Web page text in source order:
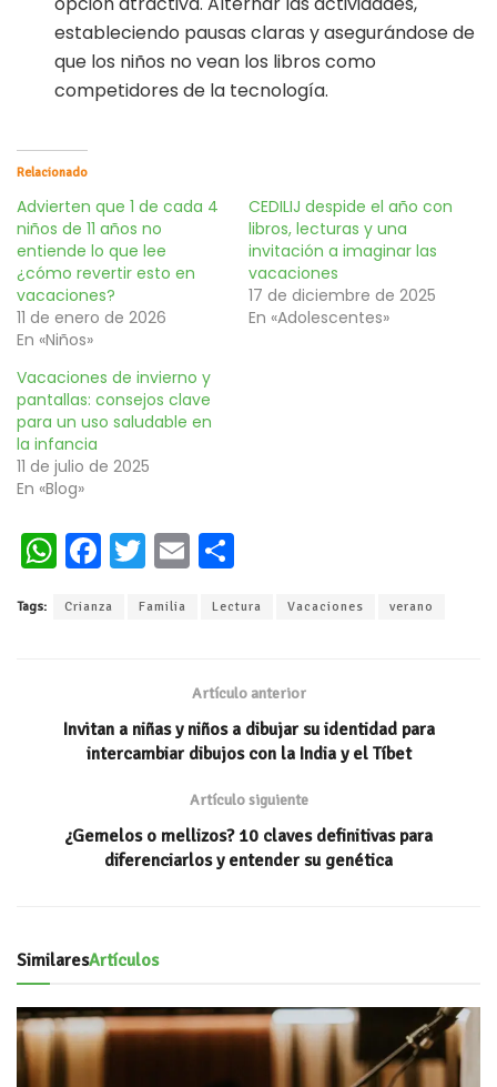
estableciendo pausas claras y asegurándose de
que los niños no vean los libros como
competidores de la tecnología.
Relacionado
Advierten que 1 de cada 4
niños de 11 años no
entiende lo que lee
¿cómo revertir esto en
vacaciones?
11 de enero de 2026
En «Niños»
CEDILIJ despide el año con
libros, lecturas y una
invitación a imaginar las
vacaciones
17 de diciembre de 2025
En «Adolescentes»
Vacaciones de invierno y
pantallas: consejos clave
para un uso saludable en
la infancia
11 de julio de 2025
En «Blog»
W
at
p
Fa
b
T
tt
E
ai m
ar
ti
r
Tags: Crianza Familia Lectura Vacaciones verano
Artículo anterior
Invitan a niñas y niños a dibujar su identidad para
intercambiar dibujos con la India y el Tíbet
Artículo siguiente
¿Gemelos o mellizos? 10 claves definitivas para
diferenciarlos y entender su genética
SimilaresArtículos